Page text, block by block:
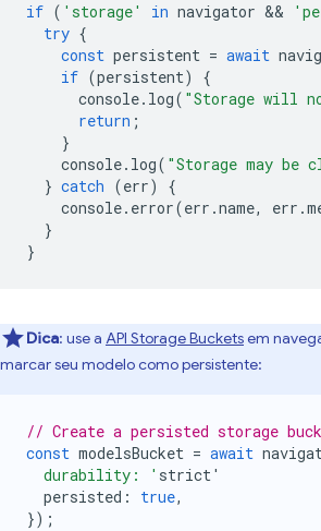
if ( 'storage' in navigator &&
try {
const persistent = await
if (persistent)
{
console. log( "Storage will
return ;
}
console. log( "Storage may be
} catch (err)
{
console. error(err .name, err .
}
}
Dica: use a API Storage Bucketsem
marcar seu modelo como persistente:
// Create a persisted storage
const modelsBucket = await
  durability: '
strict'
persisted : true,
});